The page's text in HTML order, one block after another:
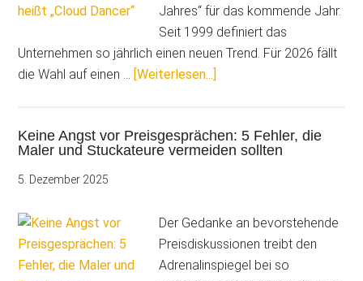
Jahres“ für das kommende Jahr.
Seit 1999 definiert das
Unternehmen so jährlich einen neuen Trend. Für 2026 fällt
die Wahl auf einen … [Weiterlesen...]
Jahres
2026
Dancer“
Keine Angst vor Preisgesprächen: 5 Fehler, die
Maler und Stuckateure vermeiden sollten
5. Dezember 2025
Der Gedanke an bevorstehende
Preisdiskussionen treibt den
Adrenalinspiegel bei so